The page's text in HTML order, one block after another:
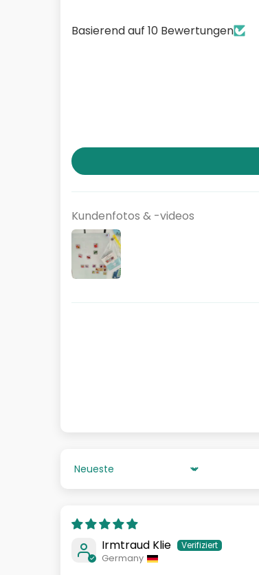
Basierend auf 10 Bewertungen
Kundenfotos & -videos
Sort by
Irmtraud Klie
Germany